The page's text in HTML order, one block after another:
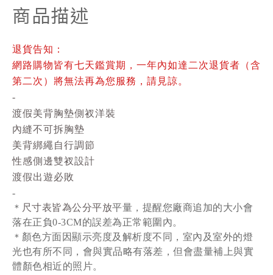
商品描述
退貨告知：
網路購物皆有七天鑑賞期，一年內如達二次退貨者（含
第二次）將無法再為您服務，請見諒。
-
渡假美背胸墊側衩洋裝
內縫不可拆胸墊
美背綁繩自行調節
性感側邊雙衩設計
渡假出遊必敗
-
＊ 尺寸表皆為公分平放平量 ，提醒您廠商追加的大小會
落在正負0-3CM的誤差為正常範圍內。
＊ 顏色方面因顯示亮度及解析度不同，室內及室外的燈
光也有所不同，會與實品略有落差，但會盡量補上與實
體顏色相近的照片。